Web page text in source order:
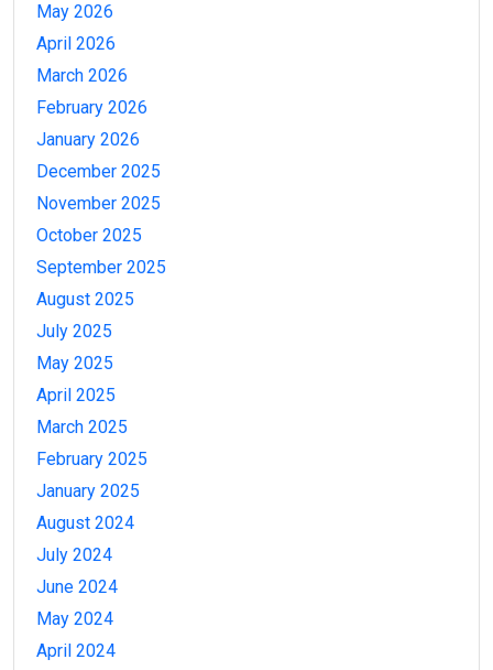
May 2026
April 2026
March 2026
February 2026
January 2026
December 2025
November 2025
October 2025
September 2025
August 2025
July 2025
May 2025
April 2025
March 2025
February 2025
January 2025
August 2024
July 2024
June 2024
May 2024
April 2024